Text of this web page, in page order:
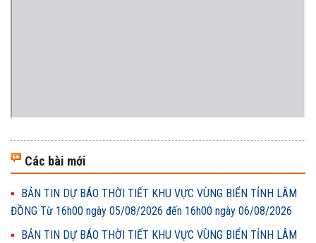
Các bài mới
BẢN TIN DỰ BÁO THỜI TIẾT KHU VỰC VÙNG BIỂN TỈNH LÂM
ĐỒNG Từ 16h00 ngày 05/08/2026 đến 16h00 ngày 06/08/2026
BẢN TIN DỰ BÁO THỜI TIẾT KHU VỰC VÙNG BIỂN TỈNH LÂM